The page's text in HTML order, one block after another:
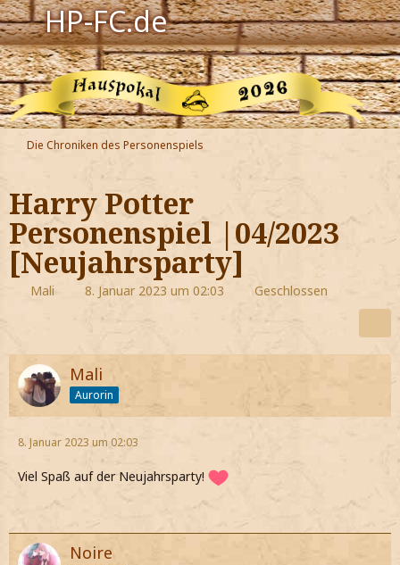
HP-FC.de
Navigation
Harry Potter
Der HP-FC
Hogwarts
Zauberwelt
Willkommen
Jetzt Fanclub-Mitglied werden!
Die Chroniken des Personenspiels
Harry Potter
Personenspiel |04/2023
[Neujahrsparty]
Mali 8. Januar 2023 um 02:03 Geschlossen
Mali
Aurorin
8. Januar 2023 um 02:03
Viel Spaß auf der Neujahrsparty!
Noire